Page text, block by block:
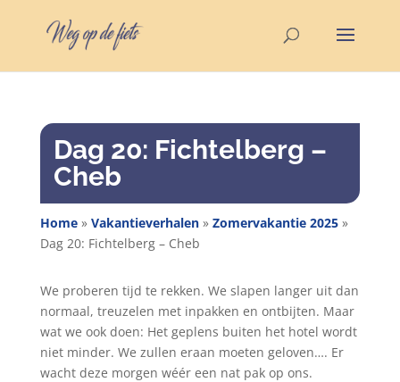
Dag 20: Fichtelberg –
Cheb
Home» Vakantieverhalen» Zomervakantie 2025»
Dag 20: Fichtelberg – Cheb
We proberen tijd te rekken. We slapen langer uit dan
normaal, treuzelen met inpakken en ontbijten. Maar
wat we ook doen: Het geplens buiten het hotel wordt
niet minder. We zullen eraan moeten geloven…. Er
wacht deze morgen wéér een nat pak op ons.